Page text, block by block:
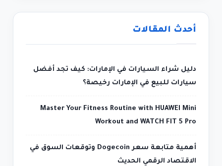
أحدث المقالات
دليل شراء السيارات في الإمارات: كيف تجد أفضل
سيارات للبيع في الإمارات رخيصة؟
Master Your Fitness Routine with HUAWEI Mini
Workout and WATCH FIT 5 Pro
أهمية متابعة سعر Dogecoin وتوقعات السوق في
الاقتصاد الرقمي الحديث